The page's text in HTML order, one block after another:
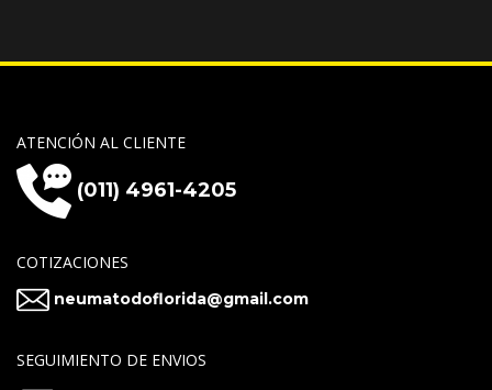
ATENCIÓN AL CLIENTE
(011) 4961-4205
COTIZACIONES
neumatodoflorida@gmail.com
SEGUIMIENTO DE ENVIOS